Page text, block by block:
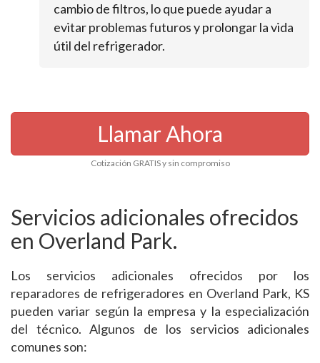
cambio de filtros, lo que puede ayudar a
evitar problemas futuros y prolongar la vida
útil del refrigerador.
Llamar Ahora
Cotización GRATIS y sin compromiso
Servicios adicionales ofrecidos
en Overland Park.
Los servicios adicionales ofrecidos por los
reparadores de refrigeradores en Overland Park, KS
pueden variar según la empresa y la especialización
del técnico. Algunos de los servicios adicionales
comunes son: